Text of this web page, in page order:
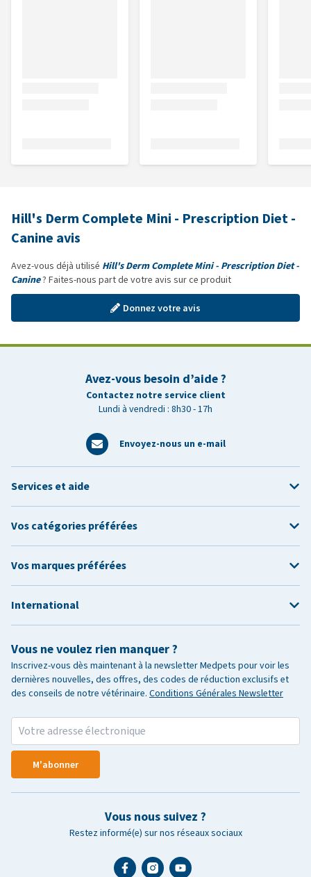
Hill's Derm Complete Mini - Prescription Diet -
Canine avis
Avez-vous déjà utilisé Hill's Derm Complete Mini - Prescription Diet -
Canine? Faites-nous part de votre avis sur ce produit
Donnez votre avis
Avez-vous besoin d’aide ?
Contactez notre service client
Lundi à vendredi : 8h30 - 17h
Envoyez-nous un e-mail
Vous ne voulez rien manquer ?
Inscrivez-vous dès maintenant à la newsletter Medpets pour voir les
dernières nouvelles, des offres, des codes de réduction exclusifs et
des conseils de notre vétérinaire. Conditions Générales Newsletter
M'abonner
Vous nous suivez ?
Restez informé(e) sur nos réseaux sociaux
Services et aide
Vos catégories préférées
Vos marques préférées
International